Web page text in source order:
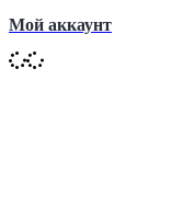
Мой аккаунт